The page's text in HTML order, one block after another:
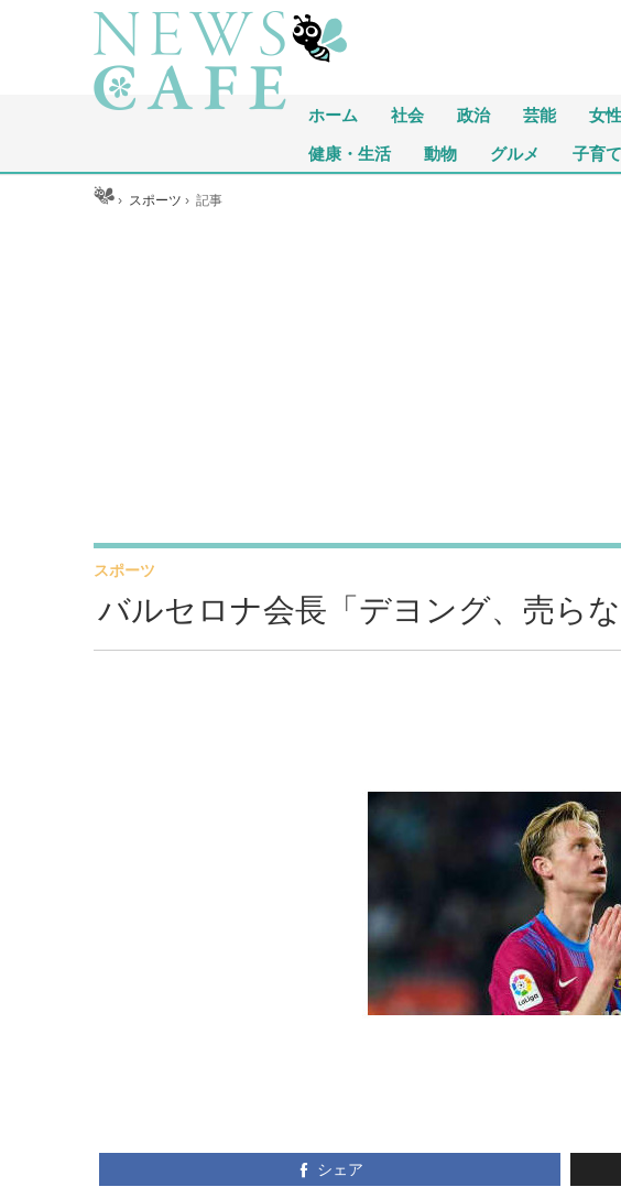
ホーム 社会 政治 芸能 女性
健康・生活 動物 グルメ 子育
ホーム › スポーツ ›記事
バルセロナ会長「デヨング、売らな
スポーツ
シェア